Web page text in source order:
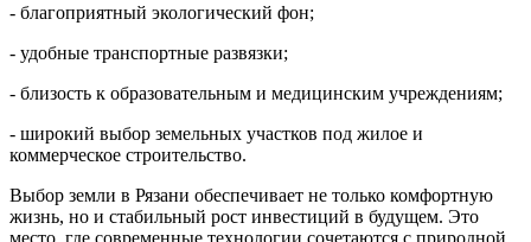
- благоприятный экологический фон;
- удобные транспортные развязки;
- близость к образовательным и медицинским учреждениям;
- широкий выбор земельных участков под жилое и
коммерческое строительство.
Выбор земли в Рязани обеспечивает не только комфортную
жизнь, но и стабильный рост инвестиций в будущем. Это
место, где современные технологии сочетаются с природной